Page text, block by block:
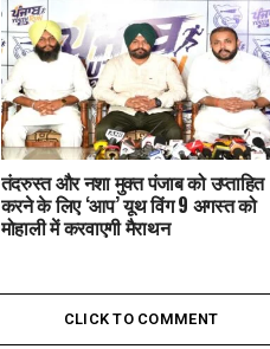
तंदरुस्त और नशा मुक्त पंजाब को उप्ताहित
करने के लिए ‘आप’ यूथ विंग 9 अगस्त को
मोहाली में करवाएगी मैराथन
CLICK TO COMMENT